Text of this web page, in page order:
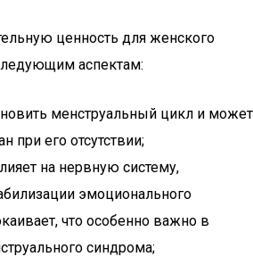
ценность для женского
аспектам:
менструальный цикл и может
при его отсутствии;
на нервную систему,
эмоционального
что особенно важно в
синдрома;